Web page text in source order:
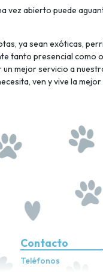
vez abierto puede
ya sean exóticas,
tanto presencial como
mejor servicio a
ven y vive la
Contacto
Teléfonos